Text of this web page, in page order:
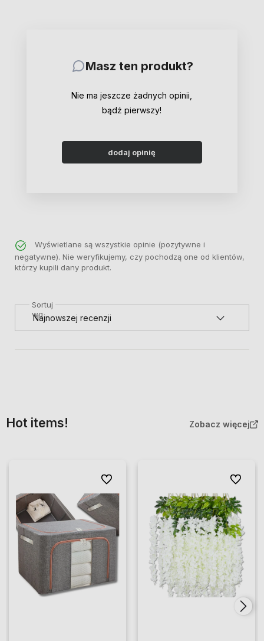
Masz ten produkt?
Nie ma jeszcze żadnych opinii,
bądź pierwszy!
dodaj opinię
Wyświetlane są wszystkie opinie (pozytywne i
negatywne). Nie weryfikujemy, czy pochodzą one od klientów,
którzy kupili dany produkt.
Sortuj
wg
Hot items! Zobacz więcej
Do ulubionych Do